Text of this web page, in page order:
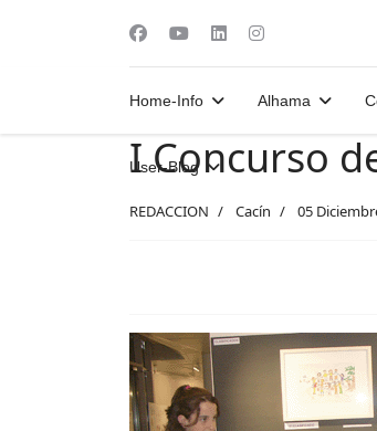
Home-Info Alhama
User-Blog
I Concurso
REDACCION Cacín 05